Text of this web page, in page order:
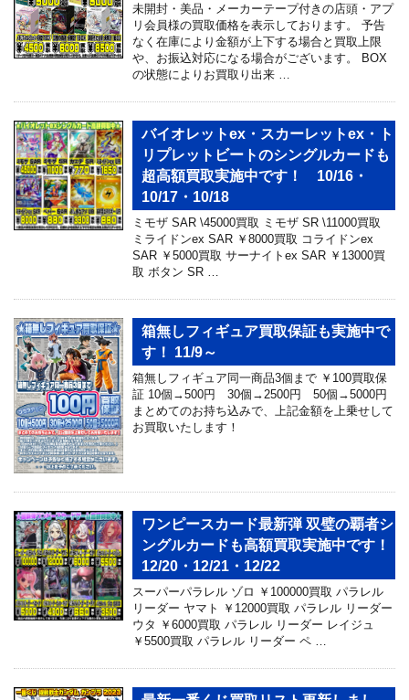
未開封・美品・メーカーテープ付きの店頭・アプ
リ会員様の買取価格を表示しております。 予告
なく在庫により金額が上下する場合と買取上限
や、お振込対応になる場合がございます。 BOX
の状態によりお買取り出来 …
バイオレットex・スカーレットex・ト
リプレットビートのシングルカードも
超高額買取実施中です！ 10/16・
10/17・10/18
ミモザ SAR \45000買取 ミモザ SR \11000買取
ミライドンex SAR ￥8000買取 コライドンex
SAR ￥5000買取 サーナイトex SAR ￥13000買
取 ボタン SR …
箱無しフィギュア買取保証も実施中で
す！ 11/9～
箱無しフィギュア同一商品3個まで ￥100買取保
証 10個→500円 30個→2500円 50個→5000円
まとめてのお持ち込みで、上記金額を上乗せして
お買取いたします！
ワンピースカード最新弾 双璧の覇者シ
ングルカードも高額買取実施中です！
12/20・12/21・12/22
スーパーパラレル ゾロ ￥100000買取 パラレル
リーダー ヤマト ￥12000買取 パラレル リーダー
ウタ ￥6000買取 パラレル リーダー レイジュ
￥5500買取 パラレル リーダー ペ …